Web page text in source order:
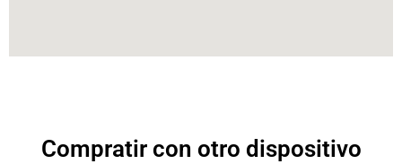
Compratir con otro dispositivo